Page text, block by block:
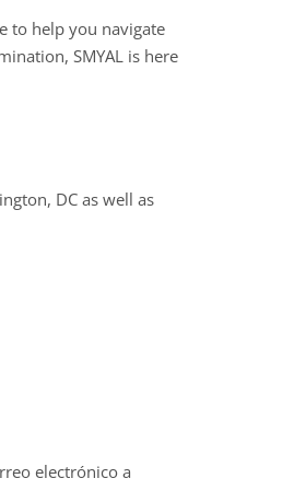
to help you navigate
SMYAL is here
DC as well as
electrónico a